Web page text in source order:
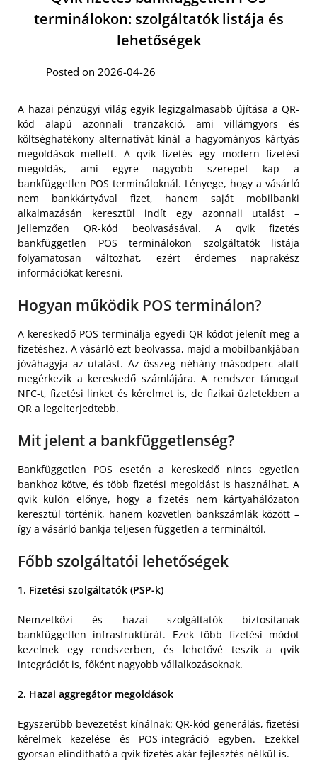
terminálokon: szolgáltatók listája és
lehetőségek
Posted on 2026-04-26
A hazai pénzügyi világ egyik legizgalmasabb újítása a QR-
kód alapú azonnali tranzakció, ami villámgyors és
költséghatékony alternatívát kínál a hagyományos kártyás
megoldások mellett. A qvik fizetés egy modern fizetési
megoldás, ami egyre nagyobb szerepet kap a
bankfüggetlen POS termináloknál. Lényege, hogy a vásárló
nem bankkártyával fizet, hanem saját mobilbanki
alkalmazásán keresztül indít egy azonnali utalást –
jellemzően QR-kód beolvasásával. A qvik fizetés
bankfüggetlen POS terminálokon szolgáltatók listája
folyamatosan változhat, ezért érdemes naprakész
információkat keresni.
Hogyan működik POS terminálon?
A kereskedő POS terminálja egyedi QR-kódot jelenít meg a
fizetéshez. A vásárló ezt beolvassa, majd a mobilbankjában
jóváhagyja az utalást. Az összeg néhány másodperc alatt
megérkezik a kereskedő számlájára. A rendszer támogat
NFC-t, fizetési linket és kérelmet is, de fizikai üzletekben a
QR a legelterjedtebb.
Mit jelent a bankfüggetlenség?
Bankfüggetlen POS esetén a kereskedő nincs egyetlen
bankhoz kötve, és több fizetési megoldást is használhat. A
qvik külön előnye, hogy a fizetés nem kártyahálózaton
keresztül történik, hanem közvetlen bankszámlák között –
így a vásárló bankja teljesen független a termináltól.
Főbb szolgáltatói lehetőségek
1. Fizetési szolgáltatók (PSP-k)
Nemzetközi és hazai szolgáltatók biztosítanak
bankfüggetlen infrastruktúrát. Ezek több fizetési módot
kezelnek egy rendszerben, és lehetővé teszik a qvik
integrációt is, főként nagyobb vállalkozásoknak.
2. Hazai aggregátor megoldások
Egyszerűbb bevezetést kínálnak: QR-kód generálás, fizetési
kérelmek kezelése és POS-integráció egyben. Ezekkel
gyorsan elindítható a qvik fizetés akár fejlesztés nélkül is.